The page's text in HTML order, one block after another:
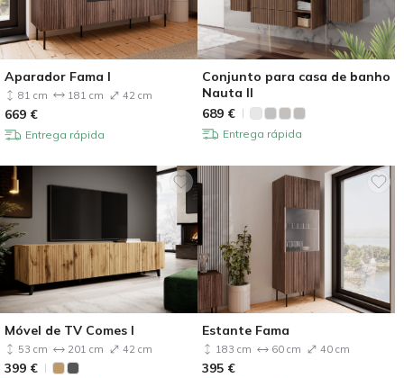
Aparador Fama I
81 cm 181 cm 42 cm
669 €
Entrega rápida
Conjunto para casa de banho
Nauta II
689 €
Entrega rápida
Móvel de TV Comes I
53 cm 201 cm 42 cm
399 €
Estante Fama
183 cm 60 cm 40 cm
395 €